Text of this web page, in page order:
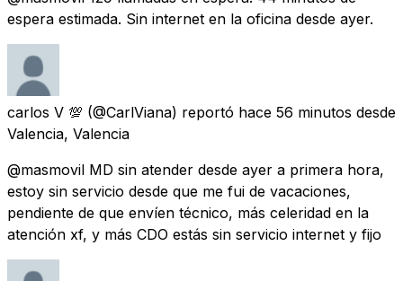
espera estimada. Sin internet en la oficina desde ayer.
carlos V 💯 (@CarlViana) reportó hace 56 minutos desde
Valencia, Valencia
@masmovil MD sin atender desde ayer a primera hora,
estoy sin servicio desde que me fui de vacaciones,
pendiente de que envíen técnico, más celeridad en la
atención xf, y más CDO estás sin servicio internet y fijo